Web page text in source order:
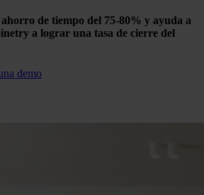
de tiempo del 75-80% y ayuda a
a lograr una tasa de cierre del
demo